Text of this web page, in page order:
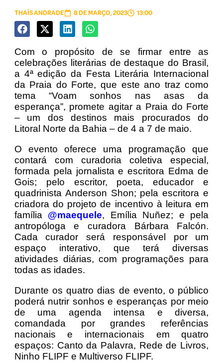
THAÍS ANDRADE 8 DE MARÇO, 2023 13:00
Com o propósito de se firmar entre as
celebrações literárias de destaque do Brasil,
a 4ª edição da Festa Literária Internacional
da Praia do Forte, que este ano traz como
tema “Voam sonhos nas asas da
esperança”, promete agitar a Praia do Forte
– um dos destinos mais procurados do
Litoral Norte da Bahia – de 4 a 7 de maio.
O evento oferece uma programação que
contará com curadoria coletiva especial,
formada pela jornalista e escritora Edma de
Gois; pelo escritor, poeta, educador e
quadrinista Anderson Shon; pela escritora e
criadora do projeto de incentivo à leitura em
família @maequele, Emília Nuñez; e pela
antropóloga e curadora Bárbara Falcón.
Cada curador será responsável por um
espaço interativo, que terá diversas
atividades diárias, com programações para
todas as idades.
Durante os quatro dias de evento, o público
poderá nutrir sonhos e esperanças por meio
de uma agenda intensa e diversa,
comandada por grandes referências
nacionais e internacionais em quatro
espaços: Canto da Palavra, Rede de Livros,
Ninho FLIPF e Multiverso FLIPF.